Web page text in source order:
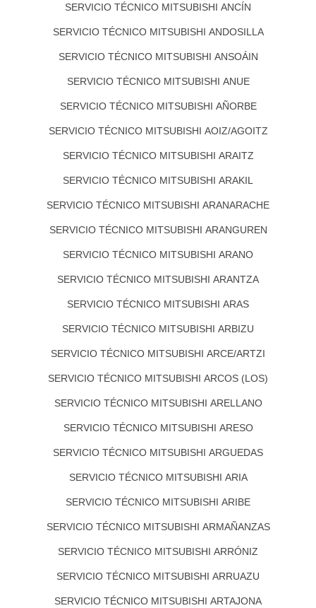
SERVICIO TÉCNICO MITSUBISHI ANCÍN
SERVICIO TÉCNICO MITSUBISHI ANDOSILLA
SERVICIO TÉCNICO MITSUBISHI ANSOÁIN
SERVICIO TÉCNICO MITSUBISHI ANUE
SERVICIO TÉCNICO MITSUBISHI AÑORBE
SERVICIO TÉCNICO MITSUBISHI AOIZ/AGOITZ
SERVICIO TÉCNICO MITSUBISHI ARAITZ
SERVICIO TÉCNICO MITSUBISHI ARAKIL
SERVICIO TÉCNICO MITSUBISHI ARANARACHE
SERVICIO TÉCNICO MITSUBISHI ARANGUREN
SERVICIO TÉCNICO MITSUBISHI ARANO
SERVICIO TÉCNICO MITSUBISHI ARANTZA
SERVICIO TÉCNICO MITSUBISHI ARAS
SERVICIO TÉCNICO MITSUBISHI ARBIZU
SERVICIO TÉCNICO MITSUBISHI ARCE/ARTZI
SERVICIO TÉCNICO MITSUBISHI ARCOS (LOS)
SERVICIO TÉCNICO MITSUBISHI ARELLANO
SERVICIO TÉCNICO MITSUBISHI ARESO
SERVICIO TÉCNICO MITSUBISHI ARGUEDAS
SERVICIO TÉCNICO MITSUBISHI ARIA
SERVICIO TÉCNICO MITSUBISHI ARIBE
SERVICIO TÉCNICO MITSUBISHI ARMAÑANZAS
SERVICIO TÉCNICO MITSUBISHI ARRÓNIZ
SERVICIO TÉCNICO MITSUBISHI ARRUAZU
SERVICIO TÉCNICO MITSUBISHI ARTAJONA